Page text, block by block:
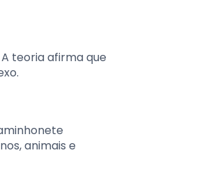
A teoria afirma que
animais e